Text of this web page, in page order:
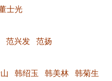
士光
范兴发 范扬
韩绍玉 韩美林
韩菊生